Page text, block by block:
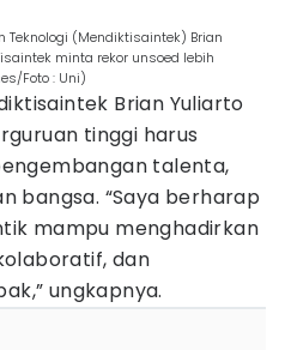
Teknologi (Mendiktisaintek) Brian
minta rekor unsoed lebih
Foto : Uni)
Brian Yuliarto
tinggi harus
talenta,
bangsa. “Saya berharap
mampu menghadirkan
dan
ungkapnya.